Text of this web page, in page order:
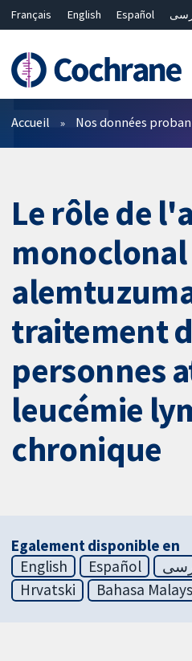
Français English Español
Bahasa Malaysia
ไทย
繁體中文
简体中文
Filtres
Accueil Nos données
Le rôle de
monoclonal
traitement
personnes
leucémie
chronique
Egalement disponible en
English
Español
Hrvatski
Bahasa